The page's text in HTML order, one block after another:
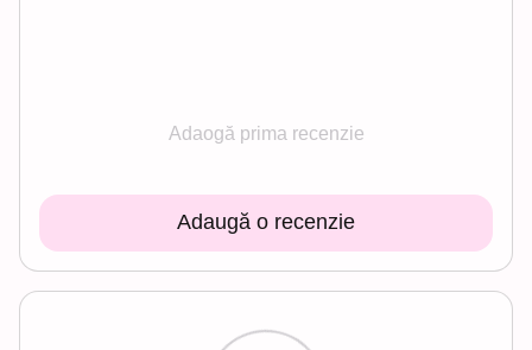
Adaogă prima recenzie
Adaugă o recenzie